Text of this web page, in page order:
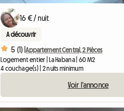
16 € / nuit
A découvrir
5 (1) |Appartement Central, 2 Pièces
Logement entier | La Habana | 60 M2
4 couchage(s) | 2 nuits minimum
Voir l'annonce